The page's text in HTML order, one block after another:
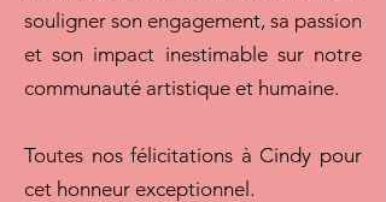
souligner son engagement, sa passion
et son impact inestimable sur notre
communauté artistique et humaine.
Toutes nos félicitations à Cindy pour
cet honneur exceptionnel.